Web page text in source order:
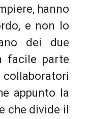
hanno
e non lo
dei due
facile parte
appunto la
che divide il